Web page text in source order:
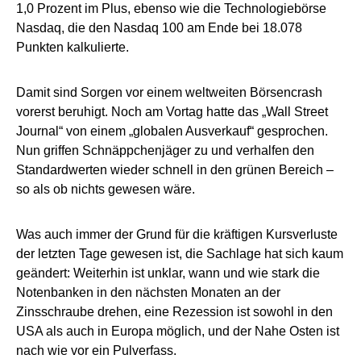
1,0 Prozent im Plus, ebenso wie die Technologiebörse
Nasdaq, die den Nasdaq 100 am Ende bei 18.078
Punkten kalkulierte.
Damit sind Sorgen vor einem weltweiten Börsencrash
vorerst beruhigt. Noch am Vortag hatte das „Wall Street
Journal“ von einem „globalen Ausverkauf“ gesprochen.
Nun griffen Schnäppchenjäger zu und verhalfen den
Standardwerten wieder schnell in den grünen Bereich –
so als ob nichts gewesen wäre.
Was auch immer der Grund für die kräftigen Kursverluste
der letzten Tage gewesen ist, die Sachlage hat sich kaum
geändert: Weiterhin ist unklar, wann und wie stark die
Notenbanken in den nächsten Monaten an der
Zinsschraube drehen, eine Rezession ist sowohl in den
USA als auch in Europa möglich, und der Nahe Osten ist
nach wie vor ein Pulverfass.